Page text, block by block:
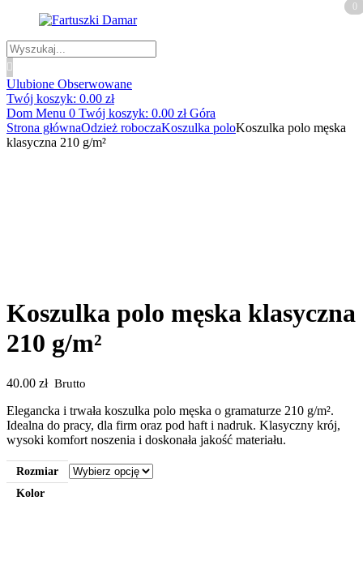
Wyszukiwanie
produktów
0
Ulubione Obserwowane
0
Twój koszyk: 0.00 zł
Dom Menu 0 Twój koszyk: 0.00 zł Góra
Strona głównaOdzież roboczaKoszulka poloKoszulka polo męska
klasyczna 210 g/m²
Koszulka polo męska klasyczna
210 g/m²
40.00 zł Brutto
Elegancka i trwała koszulka polo męska o gramaturze 210 g/m².
Idealna do pracy, dla firm oraz pod haft i nadruk. Klasyczny krój,
wysoki komfort noszenia i doskonała jakość materiału.
Rozmiar
Kolor